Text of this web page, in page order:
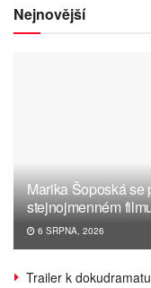
Nejnovější
Marika Šoposká se
stejnojmenném
6 SRPNA, 2026
Trailer k